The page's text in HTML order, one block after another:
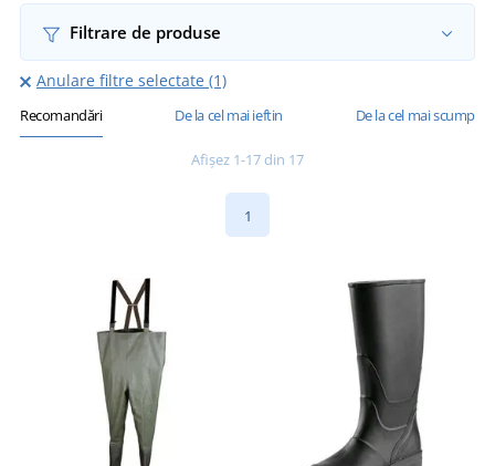
Filtrare de produse
Anulare filtre selectate (1)
Recomandări De la cel mai ieftin De la cel mai scump
Afișez 1-17 din 17
1